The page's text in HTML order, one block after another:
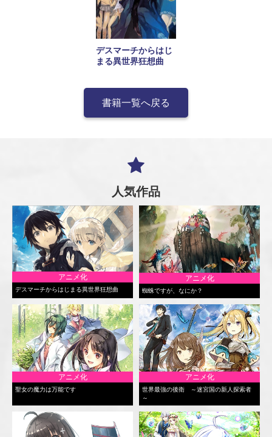
デスマーチからはじ
まる異世界狂想曲
書籍一覧へ戻る
人気作品
アニメ化
デスマーチからはじまる異世界狂想曲
アニメ化
蜘蛛ですが、なにか？
アニメ化
聖女の魔力は万能です
アニメ化
世界最強の後衛 ～迷宮国の新人探索者
～